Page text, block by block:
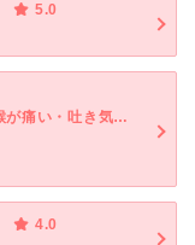
5.0
発熱・頭が痛い・だるい・咳（セキ）・喉が痛い・吐き気・嘔吐・体調不良
4.0